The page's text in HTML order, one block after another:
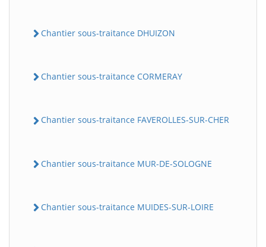
Chantier sous-traitance DHUIZON
Chantier sous-traitance CORMERAY
Chantier sous-traitance FAVEROLLES-SUR-CHER
Chantier sous-traitance MUR-DE-SOLOGNE
Chantier sous-traitance MUIDES-SUR-LOIRE